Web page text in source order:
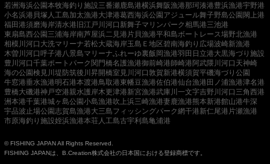
若洲海浜公園本牧海釣り施設三番瀬 鹿島港横浜舞阪漁港那珂湊港豊浜漁港宇野港
小名浜港 貝塚人工島加太漁港大津港葛西海浜公園アジュール舞子野島公園閖上港
福田港須磨海岸清水港 旧江戸川河口 新舞子マリンパーク相馬港三池港
東扇島西公園三浦海岸南芦屋浜二見港 片貝漁港平和島ボートレース場野北漁港
相模川河口 大洗マリーナ若松大蔵海岸玉島Ｅ地区碧南海釣り広場波崎新漁港
木曽川河口呼子港 八景島マリーナふれーゆ裏飯岡漁港羽田 日立港大黒海づり施設
豊川河口千葉ポートパーク関門橋名護漁港御前崎港師崎港阿武隈川河口 天神崎
海の公園検見川堤防筑後川昇開橋室見川河口敦賀新港横須賀平磯海づり公園
牛窓港垂水漁港明石港本渡港鳥取港東幡豆漁港佐伯港仙台漁港田ノ浦漁港津名港
豊橋大磯港神戸空港親水護岸木更津港新宮漁港武庫川一文字吉野川河口 三角西港
洲本港千葉港城ヶ島公園小島漁港吹上浜三崎漁港妻鹿漁港熊本新港館山港牛深
宇品波止場公園志賀島漁港大三島フィッシングパーク網干港新仁尾港 片瀬漁港
市原海釣り施設姪浜漁港本荘人工島古宇利島亀浦港
© FISHING JAPAN All Rights Reserved.
FISHING JAPANは、B.Creation株式会社の日本国における登録商標です。